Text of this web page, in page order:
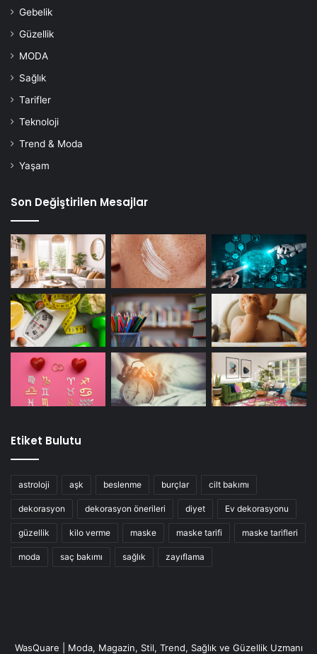
Gebelik
Güzellik
MODA
Sağlık
Tarifler
Teknoloji
Trend & Moda
Yaşam
Son Değiştirilen Mesajlar
Etiket Bulutu
astroloji aşk beslenme burçlar cilt bakımı
dekorasyon dekorasyon önerileri diyet Ev dekorasyonu
güzellik kilo verme maske maske tarifi maske tarifleri
moda saç bakımı sağlık zayıflama
WasQuare | Moda, Magazin, Stil, Trend, Sağlık ve Güzellik Uzmanı